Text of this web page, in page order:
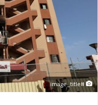
#image_title